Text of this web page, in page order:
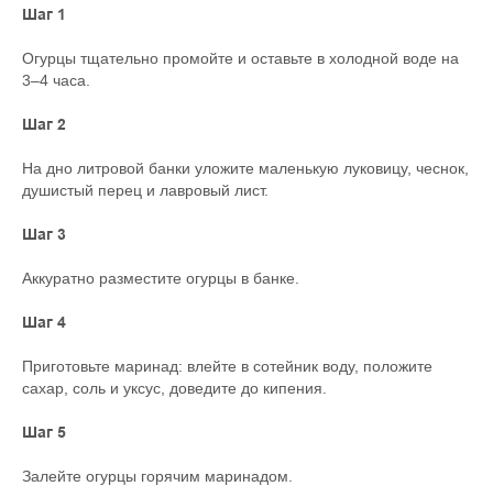
Шаг 1
Огурцы тщательно промойте и оставьте в холодной воде на
3–4 часа.
Шаг 2
На дно литровой банки уложите маленькую луковицу, чеснок,
душистый перец и лавровый лист.
Шаг 3
Аккуратно разместите огурцы в банке.
Шаг 4
Приготовьте маринад: влейте в сотейник воду, положите
сахар, соль и уксус, доведите до кипения.
Шаг 5
Залейте огурцы горячим маринадом.